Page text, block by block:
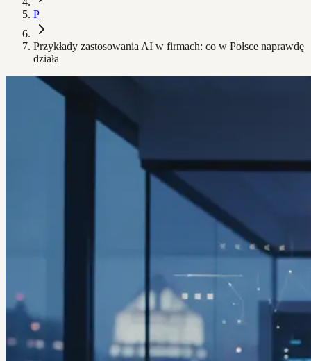
P
Przykłady zastosowania AI w firmach: co w Polsce naprawdę
działa